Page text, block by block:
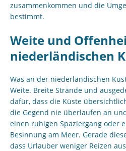
zusammenkommen und die
bestimmt.
Weite und
niederländischen
Was an der niederländischen
Weite. Breite Strände und
dafür, dass die Küste
die Gegend nie überlaufen an
einen ruhigen Spaziergang oder
Besinnung am Meer. Gerade
dass Urlauber weniger Reizen